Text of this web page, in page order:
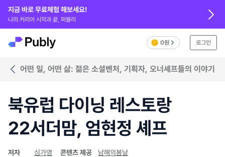
지금 바로 무료체험 해보세요!
나의 커리어 시작과 끝, 퍼블리
0원 로그인
어떤 일, 어떤 삶: 젊은 소셜벤처, 기획자, 오너셰프들의 이야기
북유럽 다이닝 레스토랑
22서더맘, 엄현정 셰프
저자 심가영 콘텐츠 제공 남해의봄날